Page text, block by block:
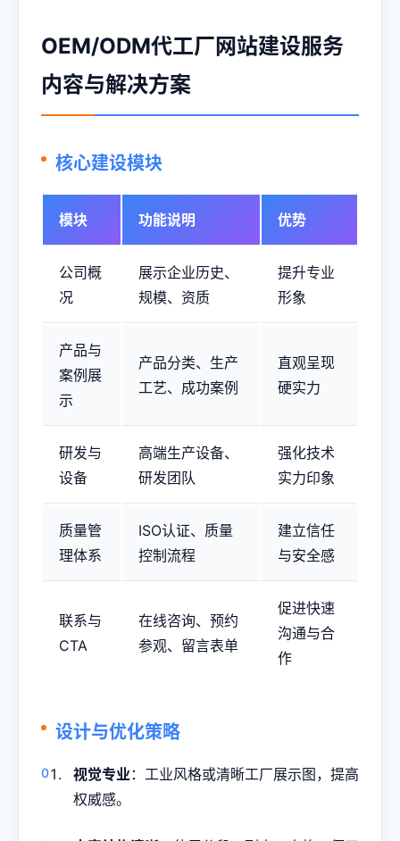
OEM/ODM代工厂网站建设服务
内容与解决方案
核心建设模块
模块 功能说明 优势
公司概
况
展示企业历史、
规模、资质
提升专业
形象
产品与
案例展
示
产品分类、生产
工艺、成功案例
直观呈现
硬实力
研发与
设备
高端生产设备、
研发团队
强化技术
实力印象
质量管
理体系
ISO认证、质量
控制流程
建立信任
与安全感
联系与
CTA
在线咨询、预约
参观、留言表单
促进快速
沟通与合
作
设计与优化策略
视觉专业：工业风格或清晰工厂展示图，提高
权威感。